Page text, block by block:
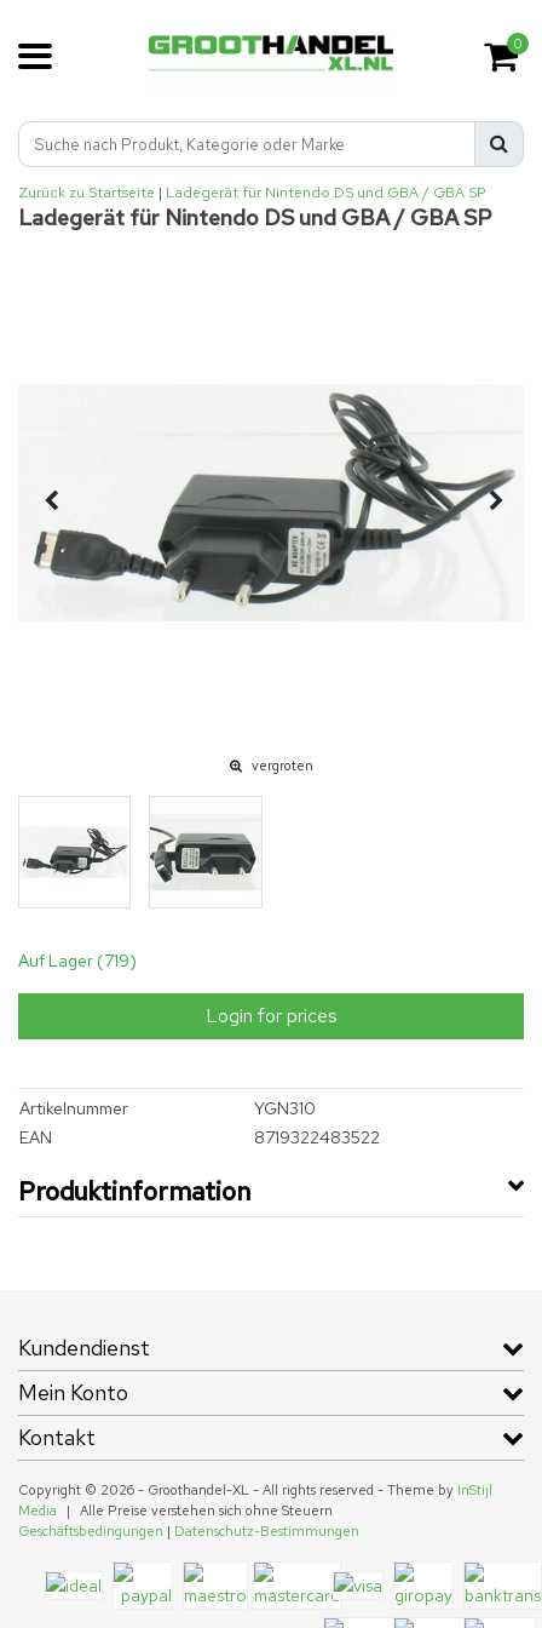
0
Zurück zu Startseite | Ladegerät für Nintendo DS und GBA / GBA SP
Ladegerät für Nintendo DS und GBA / GBA SP
vergroten
Auf Lager (719)
Login for prices
Artikelnummer
YGN310
EAN
8719322483522
Produktinformation
Kundendienst
Mein Konto
Kontakt
Copyright © 2026 - Groothandel-XL - All rights reserved - Theme by InStijl
Media
|
Alle Preise verstehen sich ohne Steuern
Geschäftsbedingungen | Datenschutz-Bestimmungen